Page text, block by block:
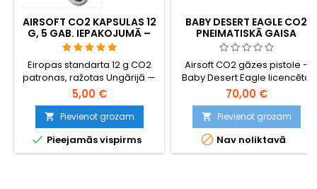
AIRSOFT CO2 KAPSULAS 12
G, 5 GAB. IEPAKOJUMĀ –
RAŽOTAS UNGĀRIJĀ, ES,
AUGSTĀKĀ KVALITĀTE
Eiropas standarta 12 g CO2
patronas, ražotas Ungārijā —
labākās airsoft tirgū. Vairāk
šāvienu vienā patronā nekā
lētiem Ķīnas importētajiem
produktiem, stabils spiediens,
bez noplūdēm. 5 gabalu
iepakojums, piemērots
5,00 €
 Pievienot grozam
 Pieejamās vispirms
BABY DESERT EAGLE CO2
PNEIMATISKĀ GAISA
PISTOLES
Airsoft CO2 gāzes pistole -
Baby Desert Eagle licencēta
replika ar oriģināliem
logotipiem un marķējumu.
70,00 €
 Pievienot grozam
 Nav noliktavā